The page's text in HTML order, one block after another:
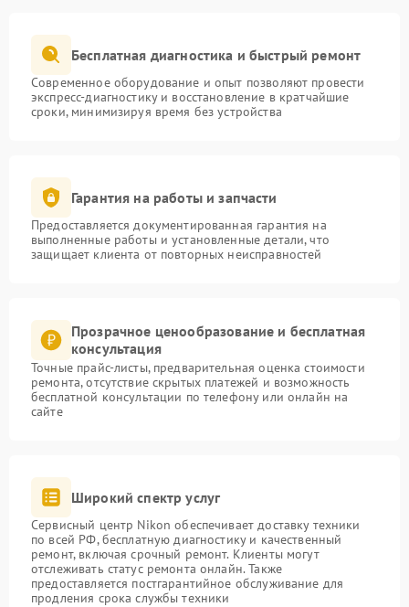
Бесплатная диагностика и быстрый ремонт
Современное оборудование и опыт позволяют провести
экспресс-диагностику и восстановление в кратчайшие
сроки, минимизируя время без устройства
Гарантия на работы и запчасти
Предоставляется документированная гарантия на
выполненные работы и установленные детали, что
защищает клиента от повторных неисправностей
Прозрачное ценообразование и бесплатная
консультация
Точные прайс-листы, предварительная оценка стоимости
ремонта, отсутствие скрытых платежей и возможность
бесплатной консультации по телефону или онлайн на
сайте
Широкий спектр услуг
Сервисный центр Nikon обеспечивает доставку техники
по всей РФ, бесплатную диагностику и качественный
ремонт, включая срочный ремонт. Клиенты могут
отслеживать статус ремонта онлайн. Также
предоставляется постгарантийное обслуживание для
продления срока службы техники